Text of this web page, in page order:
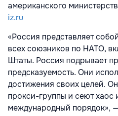
американского
iz.ru
«Россия представляет
всех союзников по НАТО,
Штаты. Россия подрывает
предсказуемость. Они
достижения своих целей.
прокси-группы и сеют
международный порядок»,